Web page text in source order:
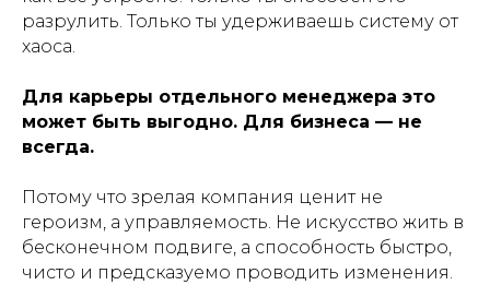
разрулить. Только ты удерживаешь систему от
хаоса.
Для карьеры отдельного менеджера это
может быть выгодно. Для бизнеса — не
всегда.
Потому что зрелая компания ценит не
героизм, а управляемость. Не искусство жить в
бесконечном подвиге, а способность быстро,
чисто и предсказуемо проводить изменения.